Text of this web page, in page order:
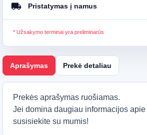
local_shipping Pristatymas į namus
* Užsakymo terminai yra preliminarūs
Aprašymas Prekė detaliau
Prekės aprašymas ruošiamas.
Jei domina daugiau informacijos
susisiekite su mumis!